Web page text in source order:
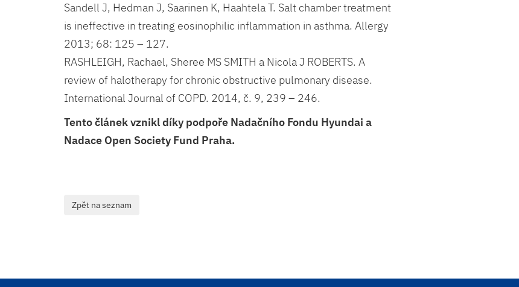
Sandell J, Hedman J, Saarinen K, Haahtela T. Salt chamber treatment
is ineffective in treating eosinophilic inflammation in asthma. Allergy
2013; 68: 125 – 127.
RASHLEIGH, Rachael, Sheree MS SMITH a Nicola J ROBERTS. A
review of halotherapy for chronic obstructive pulmonary disease.
International Journal of COPD. 2014, č. 9, 239 – 246.
Tento článek vznikl díky podpoře Nadačního Fondu Hyundai a
Nadace Open Society Fund Praha.